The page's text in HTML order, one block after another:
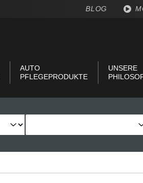
BLOG
AUTO
PFLEGEPRODUKTE
UNSERE